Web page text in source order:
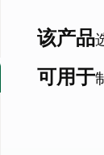
该产品
可用于